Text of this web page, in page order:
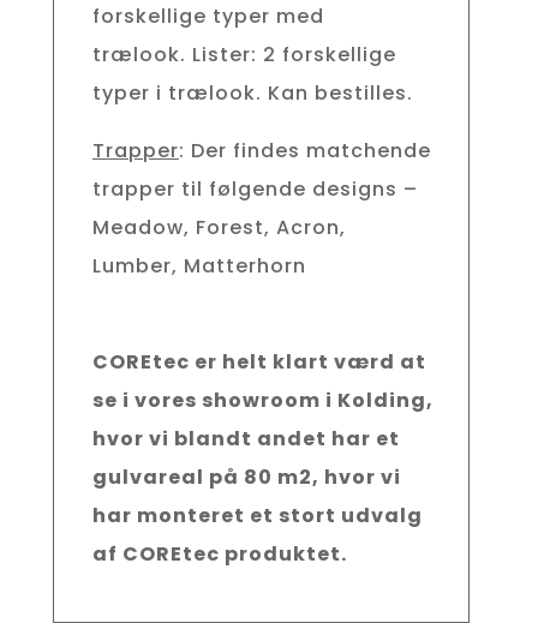
forskellige typer med
trælook. Lister: 2 forskellige
typer i trælook. Kan bestilles.
Trapper: Der findes matchende
trapper til følgende designs –
Meadow, Forest, Acron,
Lumber, Matterhorn
COREtec er helt klart værd at
se i vores showroom i Kolding,
hvor vi blandt andet har et
gulvareal på 80 m2, hvor vi
har monteret et stort udvalg
af COREtec produktet.